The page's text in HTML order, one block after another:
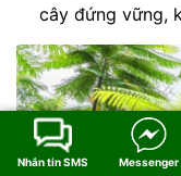
cây đứng vững,
Messenger
Nhắn tin SMS